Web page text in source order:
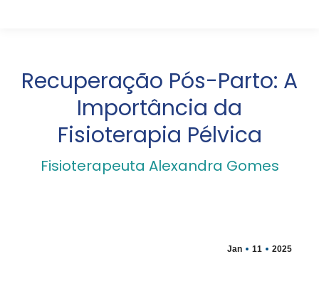
Recuperação Pós-Parto: A
Importância da
Fisioterapia Pélvica
Fisioterapeuta Alexandra Gomes
Jan 11 2025